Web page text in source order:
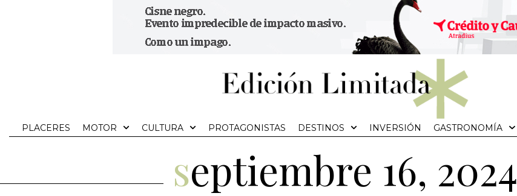
PLACERES MOTOR CULTURA PROTAGONISTAS DESTINOS INVERSIÓN GASTRONOMÍA
septiembre 16, 2024